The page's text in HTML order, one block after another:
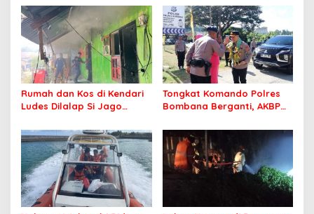
Jamaah Tetap Sehat dan
Nyaman Beribadah
Rumah dan Kos di Kendari
Ludes Dilalap Si Jago
Tongkat Komando Polres
Bombana Berganti, AKBP
Kepolisian Bombana